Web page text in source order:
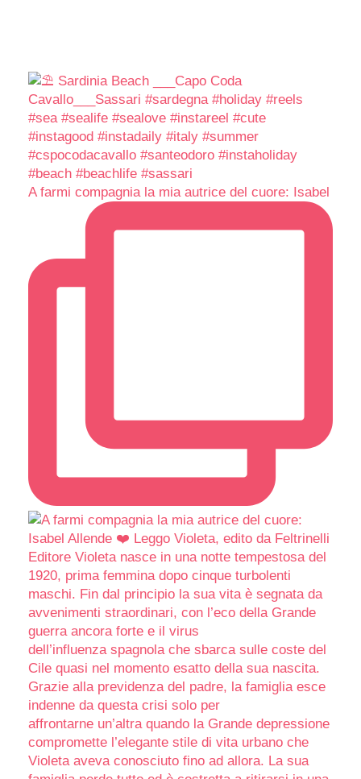
A farmi compagnia la mia autrice del cuore: Isabel